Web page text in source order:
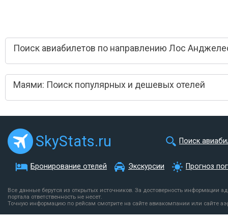
Поиск авиабилетов по направлению Лос
Маями: Поиск популярных и дешевых отелей
SkyStats.ru Поиск
Бронирование отелей Экскурсии Прогноз
Все данные берутся из открытых источников. За достоверность информации
портала ответственность не несет.
Точную информацию по рейсам смотрите на сайте авиакомпании или сайте